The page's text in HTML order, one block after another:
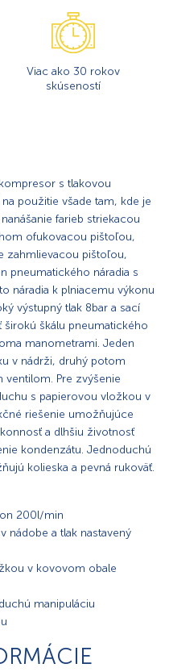
Viac ako 30 rokov
skúseností
s tlakovou
použitie všade tam, kde je
farieb striekacou
ofukovacou pištoľou,
zahmlievacou pištoľou,
pneumatického náradia s
náradia k plniacemu výkonu
výstupný tlak 8bar a sací
škálu pneumatického
manometrami. Jeden
v nádrži, druhý potom
ventilom. Pre zvýšenie
s papierovou vložkou v
riešenie umožňujúce
a dlhšiu životnosť
kondenzátu. Jednoduchú
kolieska a pevná rukoväť.
200l/min
nádobe a tlak nastavený
v kovovom obale
manipuláciu